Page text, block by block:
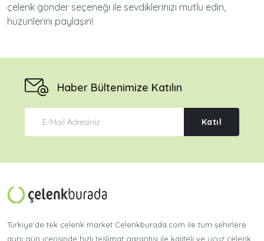
çelenk gönder seçeneği ile sevdiklerinizi mutlu edin,
hüzünlerini paylaşın!
Haber Bültenimize Katılın
Katıl
Türkiye'de tek çelenk market Celenkburada.com ile tüm şehirlere
aynı gün içerisinde hızlı teslimat garantisi ile kaliteli ve ucuz çelenk